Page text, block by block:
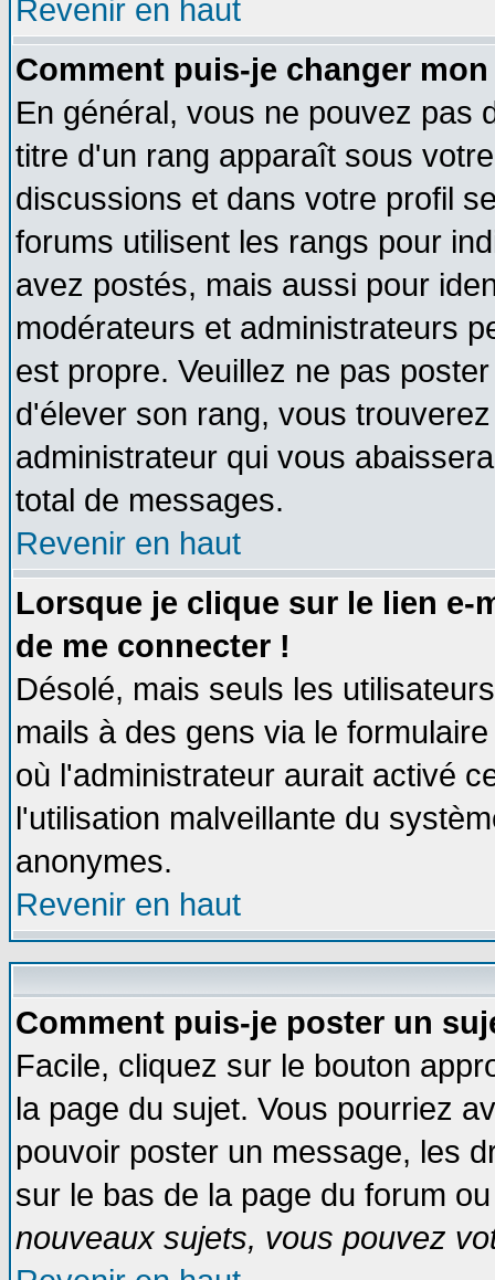
Revenir en haut
Comment puis-je changer
En général, vous ne pouvez pas
titre d'un rang apparaît sous
discussions et dans votre profil
forums utilisent les rangs pour
avez postés, mais aussi pour
modérateurs et administrateurs
est propre. Veuillez ne pas
d'élever son rang, vous
administrateur qui vous
total de messages.
Revenir en haut
Lorsque je clique sur le lien e-
de me connecter !
Désolé, mais seuls les
mails à des gens via le
où l'administrateur aurait activé
l'utilisation malveillante du
anonymes.
Revenir en haut
Comment puis-je poster un
Facile, cliquez sur le bouton
la page du sujet. Vous pourriez
pouvoir poster un message, les
sur le bas de la page du forum
nouveaux sujets, vous pouvez